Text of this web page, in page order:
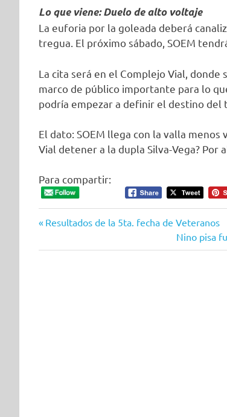
Lo que viene: Duelo de alto voltaje
La euforia por la goleada deberá
tregua. El próximo sábado, SOEM
La cita será en el Complejo Vial, donde
marco de público importante para lo
podría empezar a definir el destino del
El dato: SOEM llega con la valla
Vial detener a la dupla Silva-Vega?
Para compartir:
Navegación
de
Entrada
Resultados de la 5ta. fecha de Veteranos
Siguiente
entrada:
Nino pisa